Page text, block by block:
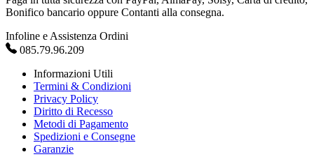
Bonifico bancario oppure Contanti alla consegna.
Infoline e Assistenza Ordini
085.79.96.209
Informazioni Utili
Termini & Condizioni
Privacy Policy
Diritto di Recesso
Metodi di Pagamento
Spedizioni e Consegne
Garanzie